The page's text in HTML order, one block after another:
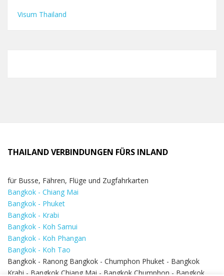
Visum Thailand
THAILAND VERBINDUNGEN FÜRS INLAND
für Busse, Fähren, Flüge und Zugfahrkarten
Bangkok - Chiang Mai
Bangkok - Phuket
Bangkok - Krabi
Bangkok - Koh Samui
Bangkok - Koh Phangan
Bangkok - Koh Tao
Bangkok - Ranong Bangkok - Chumphon Phuket - Bangkok
Krabi - Bangkok Chiang Mai - Bangkok Chumphon - Bangkok